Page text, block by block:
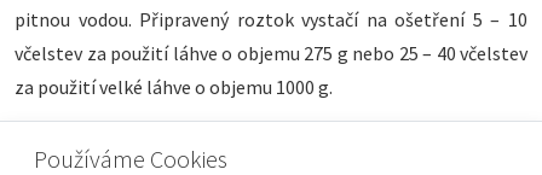
pitnou vodou. Připravený roztok vystačí na ošetření 5 – 10
včelstev za použití láhve o objemu 275 g nebo 25 – 40 včelstev
za použití velké láhve o objemu 1000 g.
Používáme Cookies